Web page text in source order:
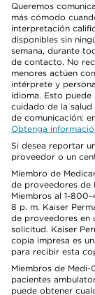
Queremos
más cómodo
interpretación
disponibles sin
semana, durante
de contacto. No
menores actúen
intérprete y
idioma. Esto
cuidado de la
de comunicación:
Obtenga
Si desea reportar
proveedor o un
Miembro de
de proveedores de
Miembros al 1-800-
8 p. m. Kaiser
de proveedores en
solicitud. Kaiser
copia impresa es
para recibir esta
Miembros de Medi-
pacientes
puede obtener